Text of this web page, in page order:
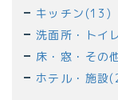
キッチン(13)
洗面所・トイ
床・窓・その
ホテル・施設